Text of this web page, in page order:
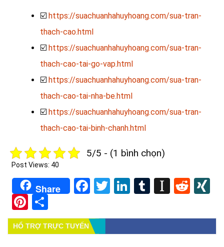
☑️ https://suachuanhahuyhoang.com/sua-tran-
thach-cao.html
☑️ https://suachuanhahuyhoang.com/sua-tran-
thach-cao-tai-go-vap.html
☑️ https://suachuanhahuyhoang.com/sua-tran-
thach-cao-tai-nha-be.html
☑️ https://suachuanhahuyhoang.com/sua-tran-
thach-cao-tai-binh-chanh.html
5/5 - (1 bình chọn)
Post Views: 40
Share Facebook
TwitterLinkedIn
Tumblr
Pinterest
HỔ TRỢ TRỰC TUYẾN